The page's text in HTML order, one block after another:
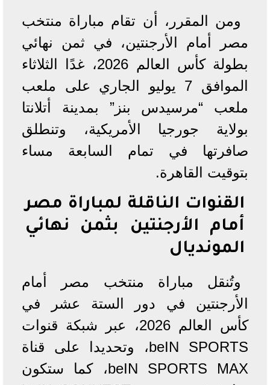
ومن المقرر، أن تقام مباراة منتخب
مصر أمام الأرجنتين، في ثمن نهائي
بطولة كأس العالم 2026، غدًا الثلاثاء
الموافق 7 يوليو الجاري على ملعب
ملعب “مرسيدس بنز” بمدينة أتلانتا
بولاية جورجيا الأمريكية، وتنطلق
صافرتها في تمام السابعة مساء
بتوقيت القاهرة.
القنوات الناقلة لمباراة مصر
أمام الأرجنتين بثمن نهائي
المونديال
وتُنقل مباراة منتخب مصر أمام
الأرجنتين في دور الستة عشر في
كأس العالم 2026، عبر شبكة قنوات
beIN SPORTS، وتحديدا على قناة
beIN SPORTS MAX، كما ستكون